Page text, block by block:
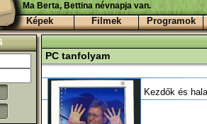
Ma Berta, Bettina névnapja van.
Képek Filmek Programok
PC tanfolyam
Kezdők és